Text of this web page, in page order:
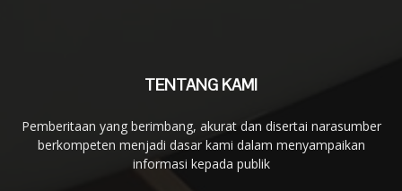
TENTANG KAMI
Pemberitaan yang berimbang, akurat dan disertai narasumber
berkompeten menjadi dasar kami dalam menyampaikan
informasi kepada publik